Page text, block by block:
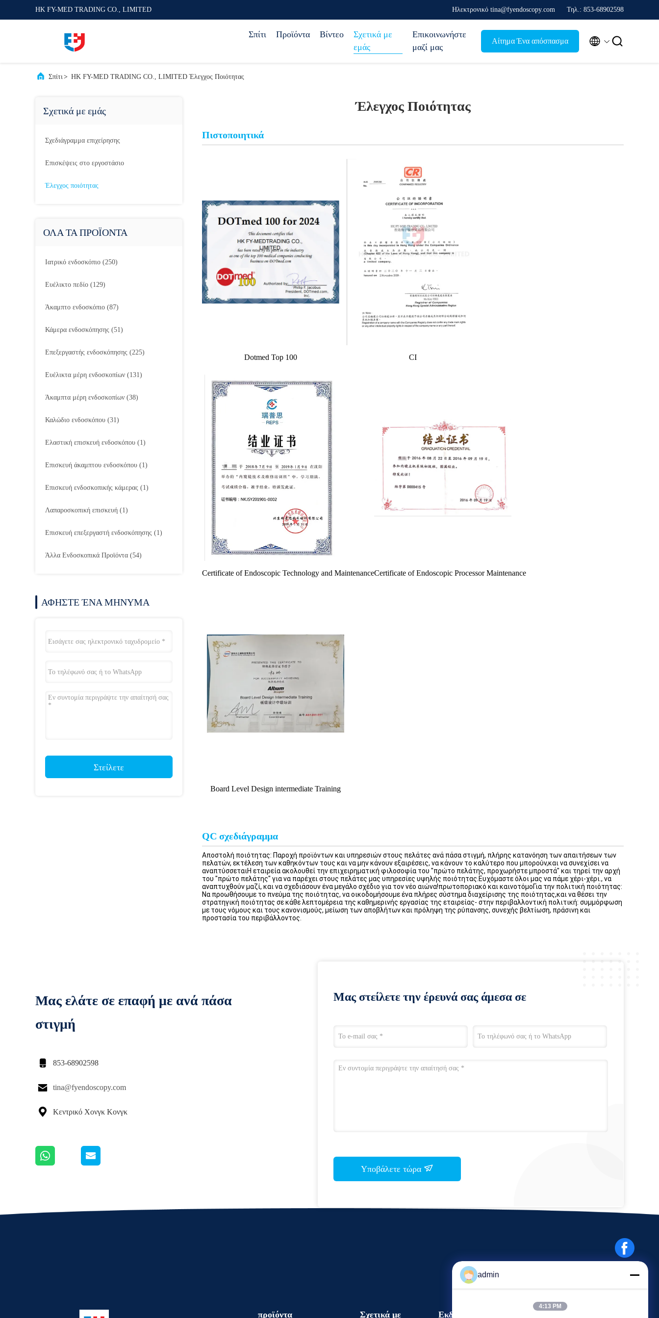
HK FY-MED TRADING CO., LIMITED Ηλεκτρονικό tina@fyendoscopy.com Τηλ.: 853-68902598
Σπίτι Προϊόντα Βίντεο
Σχετικά με
εμάς
Επικοινωνήστε
μαζί μας
Αίτημα Ένα απόσπασμα  
Σπίτι> HK FY-MED TRADING CO., LIMITED Έλεγχος Ποιότητας
Σχετικά με εμάς
Σχεδιάγραμμα επιχείρησης
Επισκέψεις στο εργοστάσιο
Έλεγχος ποιότητας
ΟΛΑ ΤΑ ΠΡΟΪΟΝΤΑ
Ιατρικό ενδοσκόπιο (250)
Ευέλικτο πεδίο (129)
Άκαμπτο ενδοσκόπιο (87)
Κάμερα ενδοσκόπησης (51)
Επεξεργαστής ενδοσκόπησης (225)
Ευέλικτα μέρη ενδοσκοπίων (131)
Άκαμπτα μέρη ενδοσκοπίων (38)
Καλώδιο ενδοσκόπου (31)
Ελαστική επισκευή ενδοσκόπου (1)
Επισκευή άκαμπτου ενδοσκόπου (1)
Επισκευή ενδοσκοπικής κάμερας (1)
Λαπαροσκοπική επισκευή (1)
Επισκευή επεξεργαστή ενδοσκόπησης (1)
Άλλα Ενδοσκοπικά Προϊόντα (54)
ΑΦΗΣΤΕ ΈΝΑ ΜΗΝΥΜΑ
Στείλετε
Έλεγχος Ποιότητας
Πιστοποιητικά
Dotmed Top 100 CI
Certificate of Endoscopic Technology and MaintenanceCertificate of Endoscopic Processor Maintenance
Board Level Design intermediate Training
QC σχεδιάγραμμα
Αποστολή ποιότητας: Παροχή προϊόντων και υπηρεσιών στους πελάτες ανά πάσα στιγμή, πλήρης κατανόηση των απαιτήσεων των
πελατών, εκτέλεση των καθηκόντων τους και να μην κάνουν εξαιρέσεις, να κάνουν το καλύτερο που μπορούν,και να συνεχίσει να
αναπτύσσεταιΗ εταιρεία ακολουθεί την επιχειρηματική φιλοσοφία του "πρώτο πελάτης, προχωρήστε μπροστά" και τηρεί την αρχή
του "πρώτο πελάτης" για να παρέχει στους πελάτες μας υπηρεσίες υψηλής ποιότητας.Ευχόμαστε όλοι μας να πάμε χέρι-χέρι., να
αναπτυχθούν μαζί, και να σχεδιάσουν ένα μεγάλο σχέδιο για τον νέο αιώνα!πρωτοποριακό και καινοτόμοΓια την πολιτική ποιότητας:
Να προωθήσουμε το πνεύμα της ποιότητας, να οικοδομήσουμε ένα πλήρες σύστημα διαχείρισης της ποιότητας,και να θέσει την
στρατηγική ποιότητας σε κάθε λεπτομέρεια της καθημερινής εργασίας της εταιρείας- στην περιβαλλοντική πολιτική: συμμόρφωση
με τους νόμους και τους κανονισμούς, μείωση των αποβλήτων και πρόληψη της ρύπανσης, συνεχής βελτίωση, πράσινη και
προστασία του περιβάλλοντος.
Μας ελάτε σε επαφή με ανά πάσα
στιγμή
 853-68902598
 tina@fyendoscopy.com
 Κεντρικό Χονγκ Κονγκ
Μας στείλετε την έρευνά σας άμεσα σε
Υποβάλετε τώρα
προϊόντα Σχετικά με Εκδηλώσεις
admin
4:13 PM